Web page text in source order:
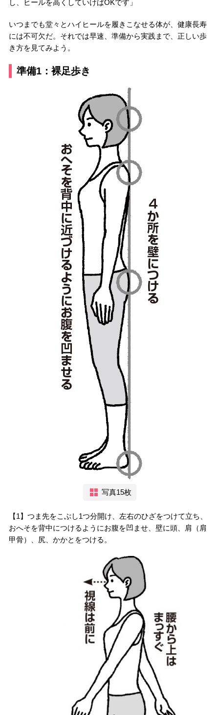
し、ヒールを高くしていけばOKです」
いつまでも堂々とハイヒールを履きこなせる体が、健康長寿
には不可欠だ。それでは早速、準備から実践まで、正しい歩
き方を見てみよう。
準備1：裸足歩き
写真15枚
【1】つま先をこぶし1つ分開け、左右のひざをつけて立ち、
おへそを背中につけるようにお腹を凹ませ、壁に頭、肩（肩
甲骨）、尻、かかとをつける。